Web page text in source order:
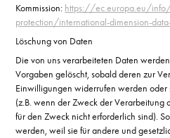
Kommission: https://ec.europa.eu/
protection/international-dimension-
Löschung von Daten
Die von uns verarbeiteten Daten
Vorgaben gelöscht, sobald deren zur
Einwilligungen widerrufen werden oder
(z.B. wenn der Zweck der Verarbeitung
für den Zweck nicht erforderlich sind).
werden, weil sie für andere und